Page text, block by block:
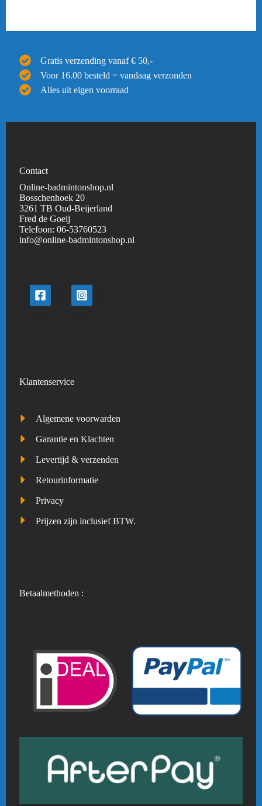
Gratis verzending vanaf € 50,-
Voor 16.00 besteld = vandaag verzonden
Alles uit eigen voorraad
Contact
Online-badmintonshop.nl
Bosschenhoek 20
3261 TB Oud-Beijerland
Fred de Goeij
Telefoon:06-53760523
info@online-badmintonshop.nl
Klantenservice
Algemene voorwarden
Garantie en Klachten
Levertijd & verzenden
Retourinformatie
Privacy
Prijzen zijn inclusief BTW.
Betaalmethoden :